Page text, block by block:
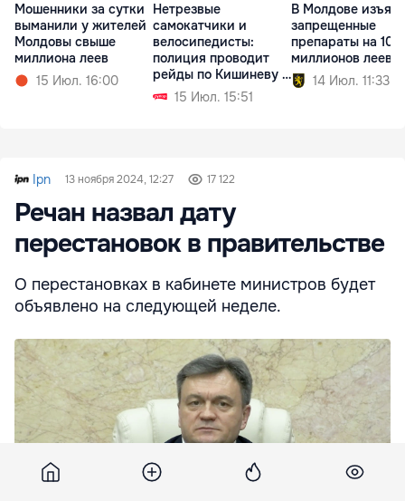
Мошенники за сутки
выманили у жителей
Молдовы свыше
миллиона леев
15 Июл. 16:00
Нетрезвые
самокатчики и
велосипедисты:
полиция проводит
рейды по Кишиневу и
Молдове
15 Июл. 15:51
В Молдове
запрещенные
препараты на 10
миллионов леев
14 Июл. 11:33
Ipn 13 ноября 2024, 12:27 17 122
Речан назвал дату
перестановок в правительстве
О перестановках в кабинете министров будет
объявлено на следующей неделе.